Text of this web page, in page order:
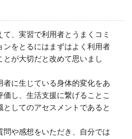
て、実習で利用者とうまくコミ
ンをとるにはまずはよく利用者
とが大切だと改めて思いまし
者に生じている身体的変化をあ
価し、生活支援に繋げることこ
としてのアセスメントであると
問や感想をいただき、自分では